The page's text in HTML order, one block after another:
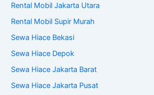
Rental Mobil Jakarta Utara
Rental Mobil Supir Murah
Sewa Hiace Bekasi
Sewa Hiace Depok
Sewa Hiace Jakarta Barat
Sewa Hiace Jakarta Pusat